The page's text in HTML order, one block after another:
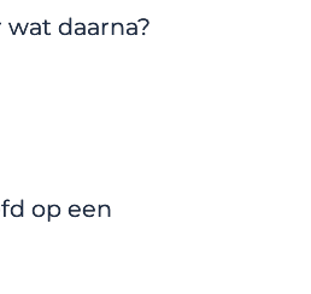
wat daarna?
op een